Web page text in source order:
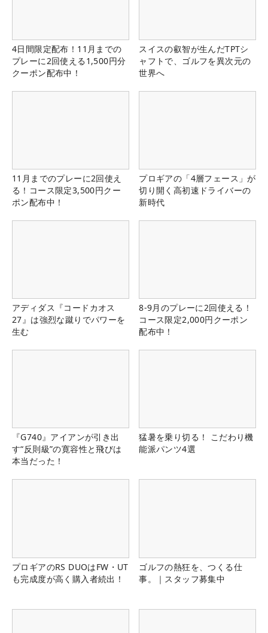
4日間限定配布！11月までの
プレーに2回使える1,500円分
クーポン配布中！
スイスの叡智が生んだTPTシ
ャフトで、ゴルフを異次元の
世界へ
11月までのプレーに2回使え
る！コース限定3,500円クー
ポン配布中！
プロギアの「4層フェース」が
切り開く高初速ドライバーの
新時代
アディダス『コードカオス
27』は強烈な蹴りでパワーを
生む
8-9月のプレーに2回使える！
コース限定2,000円クーポン
配布中！
『G740』アイアンが引き出
す“反則級”の寛容性と飛びは
本当だった！
猛暑を乗り切る！ こだわり機
能派パンツ4選
プロギアのRS DUOはFW・UT
も完成度が高く購入者続出！
ゴルフの熱狂を、つくる仕
事。｜スタッフ募集中